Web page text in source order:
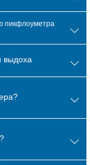
пикфлоуметра
выдоха